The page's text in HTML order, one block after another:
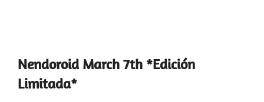
Nendoroid March 7th *Edición
Limitada*